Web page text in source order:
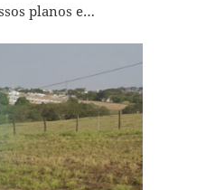
planos e…